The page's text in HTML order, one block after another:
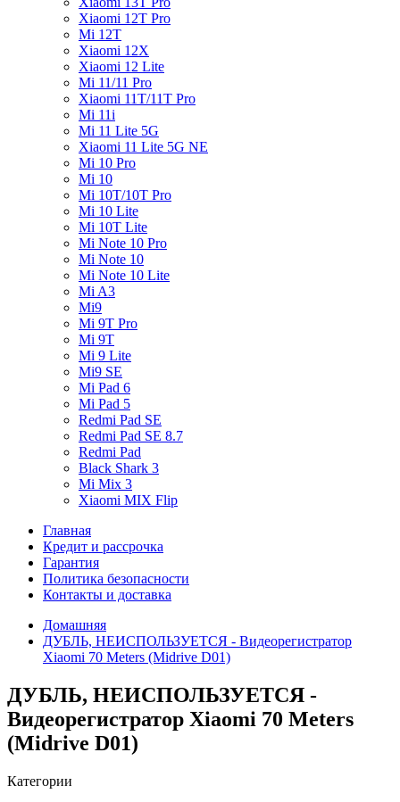
Xiaomi 12T Pro
Mi 12T
Xiaomi 12X
Xiaomi 12 Lite
Mi 11/11 Pro
Xiaomi 11T/11T Pro
Mi 11i
Mi 11 Lite 5G
Xiaomi 11 Lite 5G NE
Mi 10 Pro
Mi 10
Mi 10T/10T Pro
Mi 10 Lite
Mi 10T Lite
Mi Note 10 Pro
Mi Note 10
Mi Note 10 Lite
Mi A3
Mi9
Mi 9T Pro
Mi 9T
Mi 9 Lite
Mi9 SE
Mi Pad 6
Mi Pad 5
Redmi Pad SE
Redmi Pad SE 8.7
Redmi Pad
Black Shark 3
Mi Mix 3
Xiaomi MIX Flip
Главная
Кредит и рассрочка
Гарантия
Политика безопасности
Контакты и доставка
Домашняя
ДУБЛЬ, НЕИСПОЛЬЗУЕТСЯ - Видеорегистратор
Xiaomi 70 Meters (Midrive D01)
ДУБЛЬ, НЕИСПОЛЬЗУЕТСЯ -
Видеорегистратор Xiaomi 70 Meters
(Midrive D01)
Категории